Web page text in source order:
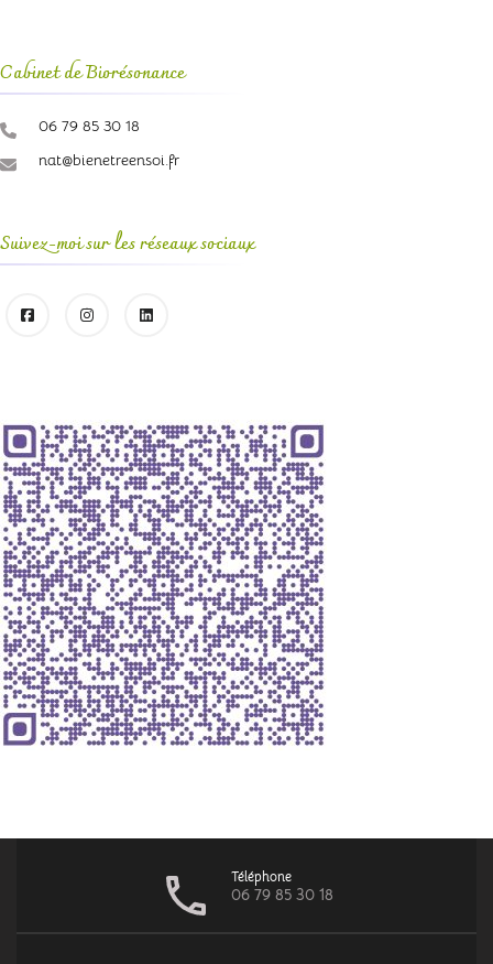
Cabinet de Biorésonance
06 79 85 30 18
nat@bienetreensoi.fr
Suivez-moi sur les réseaux sociaux
Téléphone
06 79 85 30 18